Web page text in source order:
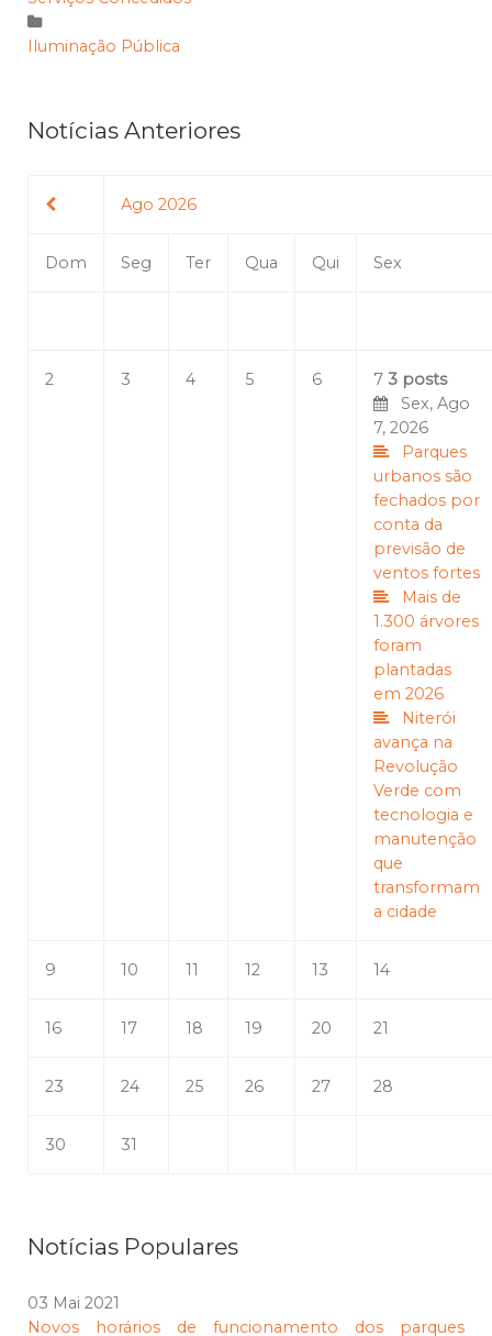
Iluminação Pública
Notícias Anteriores
Ago 2026
Dom Seg Ter Qua Qui Sex
2 3 4 5 6 7 3 posts
Sex, Ago
7, 2026
Parques
urbanos são
fechados por
conta da
previsão de
ventos fortes
Mais de
1.300 árvores
foram
plantadas
em 2026
Niterói
avança na
Revolução
Verde com
tecnologia e
manutenção
que
transformam
a cidade
9 10 11 12 13 14
16 17 18 19 20 21
23 24 25 26 27 28
30 31
Notícias Populares
03 Mai 2021
Novos horários de funcionamento dos parques